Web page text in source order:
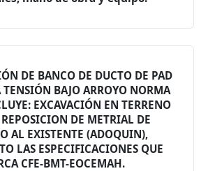
DE BANCO DE DUCTO DE PAD
BAJO ARROYO NORMA
EXCAVACIÓN EN TERRENO
DE METRIAL DE
AL EXISTENTE (ADOQUIN),
LAS ESPECIFICACIONES QUE
CFE-BMT-EOCEMAH.